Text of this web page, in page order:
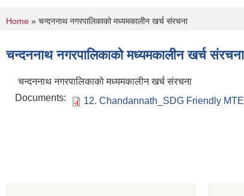
You are here
Home » चन्दननाथ नगरपालिकाको मध्यमकालीन खर्च संरचना
चन्दननाथ नगरपालिकाको मध्यमकालीन खर्च संरचना
चन्दननाथ नगरपालिकाको मध्यमकालीन खर्च संरचना
Documents:
12. Chandannath_SDG Friendly